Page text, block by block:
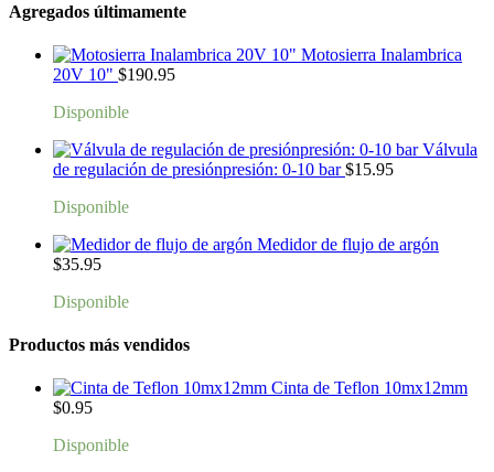
Agregados últimamente
Motosierra Inalambrica
20V 10" $190.95
Disponible
Válvula
de regulación de presiónpresión: 0-10 bar $15.95
Disponible
Medidor de flujo de argón
$35.95
Disponible
Productos más vendidos
Cinta de Teflon 10mx12mm
$0.95
Disponible